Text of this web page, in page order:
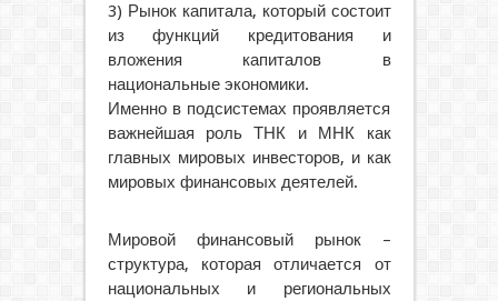
3) Рынок капитала, который состоит
из функций кредитования и
вложения капиталов в
национальные экономики.
Именно в подсистемах проявляется
важнейшая роль ТНК и МНК как
главных мировых инвесторов, и как
мировых финансовых деятелей.
Мировой финансовый рынок –
структура, которая отличается от
национальных и региональных